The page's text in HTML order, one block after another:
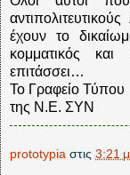
έχουν το
κομματικός και
επιτάσσει…
Το Γραφείο Τύπου
της Ν.Ε. ΣΥΝ
prototypia στις 3:21